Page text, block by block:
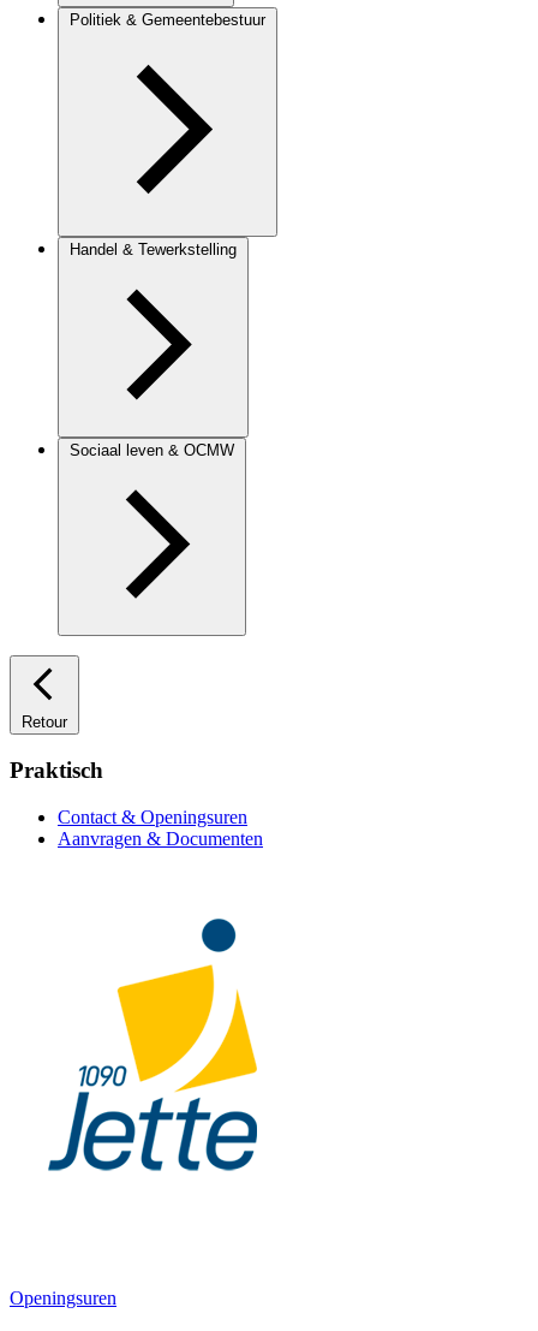
Politiek & Gemeentebestuur
Handel & Tewerkstelling
Sociaal leven & OCMW
Retour
Praktisch
Contact & Openingsuren
Aanvragen & Documenten
Openingsuren